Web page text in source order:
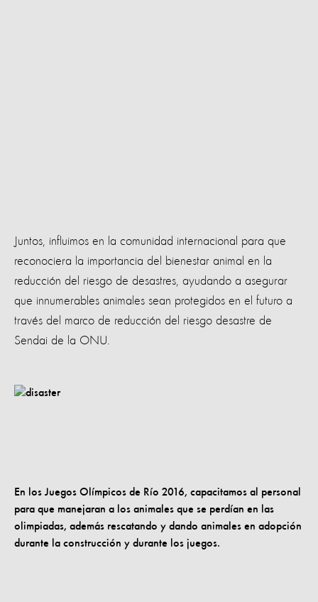
Juntos, influimos en la comunidad internacional para que
reconociera la importancia del bienestar animal en la
reducción del riesgo de desastres, ayudando a asegurar
que innumerables animales sean protegidos en el futuro a
través del marco de reducción del riesgo desastre de
Sendai de la ONU.
En los Juegos Olímpicos de Río 2016, capacitamos al personal
para que manejaran a los animales que se perdían en las
olimpiadas, además rescatando y dando animales en adopción
durante la construcción y durante los juegos.